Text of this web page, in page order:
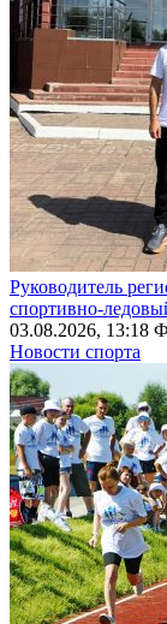
Руководитель
спортивно-
03.08.2026, 13:18
Новости спорта